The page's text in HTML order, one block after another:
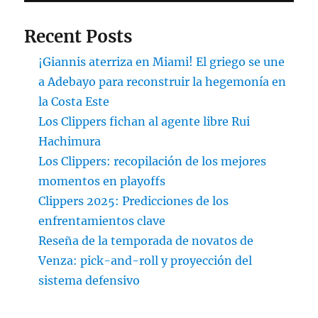
Recent Posts
¡Giannis aterriza en Miami! El griego se une
a Adebayo para reconstruir la hegemonía en
la Costa Este
Los Clippers fichan al agente libre Rui
Hachimura
Los Clippers: recopilación de los mejores
momentos en playoffs
Clippers 2025: Predicciones de los
enfrentamientos clave
Reseña de la temporada de novatos de
Venza: pick-and-roll y proyección del
sistema defensivo